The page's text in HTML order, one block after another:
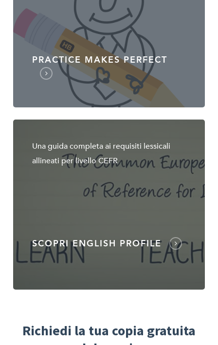
PRACTICE MAKES PERFECT
Una guida completa ai requisiti lessicali
allineati per livello CEFR
SCOPRI ENGLISH PROFILE